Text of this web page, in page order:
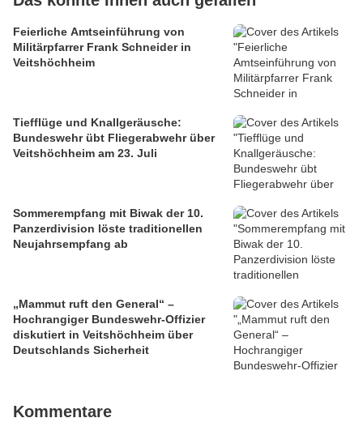
Feierliche Amtseinführung von
Militärpfarrer Frank Schneider in
Veitshöchheim
Tiefflüge und Knallgeräusche:
Bundeswehr übt Fliegerabwehr über
Veitshöchheim am 23. Juli
Sommerempfang mit Biwak der 10.
Panzerdivision löste traditionellen
Neujahrsempfang ab
„Mammut ruft den General“ –
Hochrangiger Bundeswehr-Offizier
diskutiert in Veitshöchheim über
Deutschlands Sicherheit
Kommentare